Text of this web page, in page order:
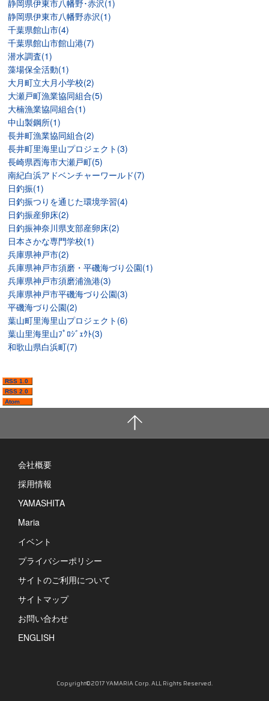
静岡県伊東市八幡野･赤沢(1)
静岡県伊東市八幡野赤沢(1)
千葉県館山市(4)
千葉県館山市館山港(7)
潜水調査(1)
藻場保全活動(1)
大月町立大月小学校(2)
大瀬戸町漁業協同組合(5)
大楠漁業協同組合(1)
中山製鋼所(1)
長井町漁業協同組合(2)
長井町里海里山プロジェクト(3)
長崎県西海市大瀬戸町(5)
南紀白浜アドベンチャーワールド(7)
日釣振(1)
日釣振つりを通じた環境学習(4)
日釣振産卵床(2)
日釣振神奈川県支部産卵床(2)
日本さかな専門学校(1)
兵庫県神戸市(2)
兵庫県神戸市須磨・平磯海づり公園(1)
兵庫県神戸市須磨浦漁港(3)
兵庫県神戸市平磯海づり公園(3)
平磯海づり公園(2)
葉山町里海里山プロジェクト(6)
葉山里海里山ﾌﾟﾛｼﾞｪｸﾄ(3)
和歌山県白浜町(7)
RSS 1.0
RSS 2.0
Atom
会社概要
採用情報
YAMASHITA
Maria
イベント
プライバシーポリシー
サイトのご利用について
サイトマップ
お問い合わせ
ENGLISH
Copyright©2017 YAMARIA Corp. ALL Rights Reserved.